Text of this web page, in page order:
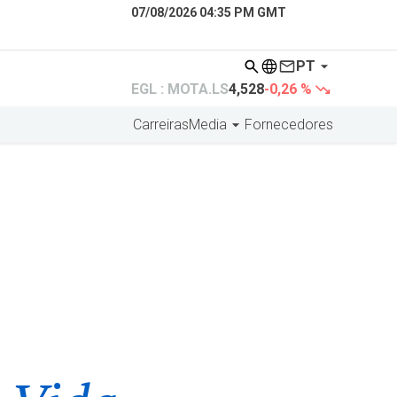
PT
07/08/2026 04:35 PM GMT
EGL : MOTA.LS4,528-0,26 %
CarreirasMedia Fornecedores